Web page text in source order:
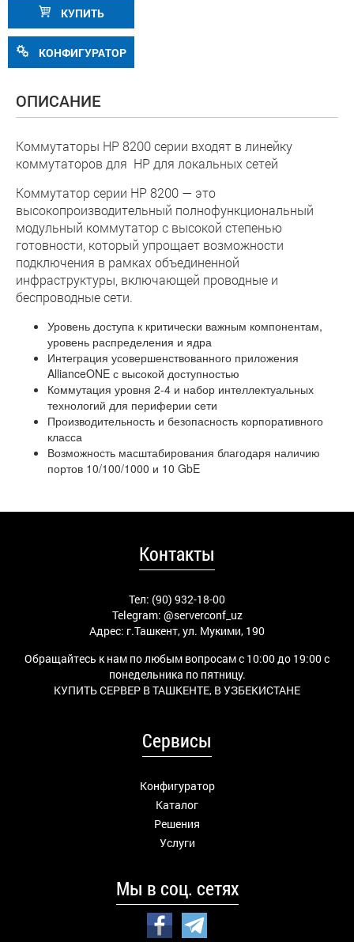
КУПИТЬ
КОНФИГУРАТОР
ОПИСАНИЕ
Коммутаторы HP 8200 серии входят в линейку
коммутаторов для HP для локальных сетей
Коммутатор серии HP 8200 — это
высокопроизводительный полнофункциональный
модульный коммутатор с высокой степенью
готовности, который упрощает возможности
подключения в рамках объединенной
инфраструктуры, включающей проводные и
беспроводные сети.
Уровень доступа к критически важным компонентам,
уровень распределения и ядра
Интеграция усовершенствованного приложения
AllianceONE с высокой доступностью
Коммутация уровня 2-4 и набор интеллектуальных
технологий для периферии сети
Производительность и безопасность корпоративного
класса
Возможность масштабирования благодаря наличию
портов 10/100/1000 и 10 GbE
Контакты
Тел: (90) 932-18-00
Telegram: @serverconf_uz
Адрес: г.Ташкент, ул. Мукими, 190
Обращайтесь к нам по любым вопросам с 10:00 до 19:00 с
понедельника по пятницу.
КУПИТЬ СЕРВЕР В ТАШКЕНТЕ, В УЗБЕКИСТАНЕ
Сервисы
Конфигуратор
Каталог
Решения
Услуги
Мы в соц. сетях